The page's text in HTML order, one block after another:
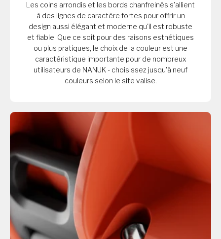
Les coins arrondis et les bords chanfreinés s'allient
à des lignes de caractère fortes pour offrir un
design aussi élégant et moderne qu'il est robuste
et fiable. Que ce soit pour des raisons esthétiques
ou plus pratiques, le choix de la couleur est une
caractéristique importante pour de nombreux
utilisateurs de NANUK - choisissez jusqu'à neuf
couleurs selon le site valise.